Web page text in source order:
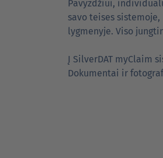
Pavyzdžiui,
savo teises
lygmenyje. Viso
Į SilverDAT myClaim
Dokumentai ir